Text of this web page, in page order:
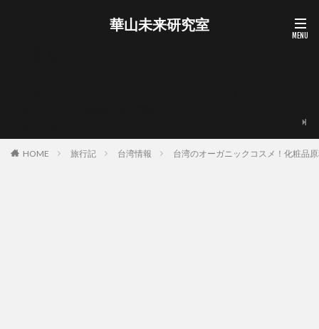
華山未来研究室
HOME 旅行記 台湾情報 台湾のオーガニックコスメ！化粧品